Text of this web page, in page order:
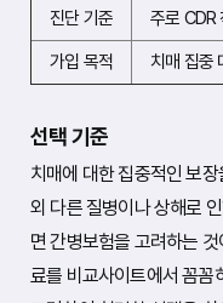
진단 기준
주로 CDR
가입 목적
치매 집중
선택 기준
치매에 대한 집중적인 보
외 다른 질병이나 상해로
면 간병보험을 고려하는
료를 비교사이트에서 꼼꼼